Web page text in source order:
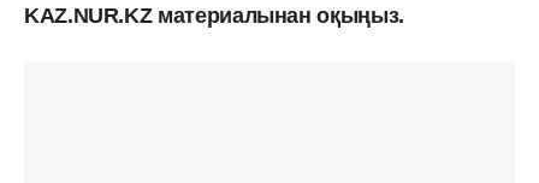
KAZ.NUR.KZ материалынан оқыңыз.